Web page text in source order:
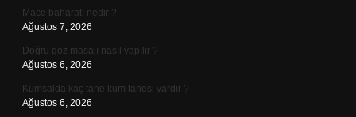
Mace baharatı nedir ?
Ağustos 7, 2026
Doğru göz masajı nasıl yapılır ?
Ağustos 6, 2026
Kumsalda kaç tane kum tanesi vardır ?
Ağustos 6, 2026